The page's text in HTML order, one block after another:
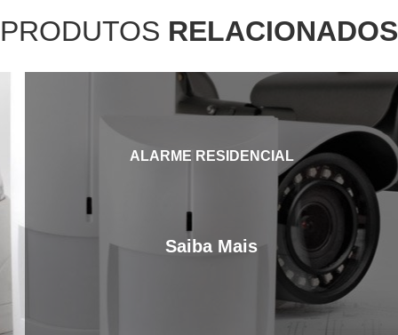
PRODUTOS RELACIONADOS
ALARME RESIDENCIAL
Saiba Mais